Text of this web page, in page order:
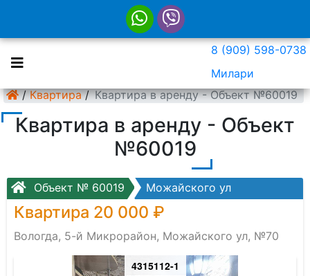
8 (909) 598-0738
Милари
/ Квартира / Квартира в аренду - Объект №60019
Квартира в аренду - Объект
№60019
Объект № 60019 Можайского ул
Квартира 20 000 ₽
Вологда, 5-й Микрорайон, Можайского ул, №70
4315112-1